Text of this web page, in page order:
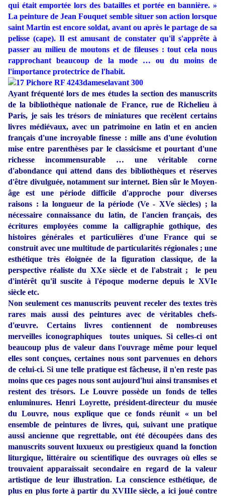
qui était emportée lors des batailles et portée en bannière. »
La peinture de Jean Fouquet semble situer son action lorsque
saint Martin est encore soldat, avant ou après le partage de sa
pelisse (cape). Il est amusant de constater qu'il s'apprête à
passer au milieu de moutons et de fileuses : tout cela nous
rapprochant beaucoup de la mode … ou du moins de
l'importance protectrice de l'habit.
Ayant fréquenté lors de mes études la section des manuscrits
de la bibliothèque nationale de France, rue de Richelieu à
Paris, je sais les trésors de miniatures que recèlent certains
livres médiévaux, avec un patrimoine en latin et en ancien
français d'une incroyable finesse : mille ans d'une évolution
mise entre parenthèses par le classicisme et pourtant d'une
richesse incommensurable … une véritable corne
d'abondance qui attend dans des bibliothèques et réserves
d'être divulguée, notamment sur internet. Bien sûr le Moyen-
âge est une période difficile d'approche pour diverses
raisons : la longueur de la période (Ve - XVe siècles) ; la
nécessaire connaissance du latin, de l'ancien français, des
écritures employées comme la calligraphie
gothique, des
histoires générales et particulières d'une France qui se
construit avec une multitude de particularités régionales ; une
esthétique très éloignée de la figuration classique, de la
perspective réaliste du XXe siècle et de l'abstrait ; le peu
d'intérêt qu'il suscite à l'époque moderne depuis le XVIe
siècle etc.
Non seulement ces manuscrits peuvent receler des textes très
rares mais aussi des peintures avec de véritables chefs-
d'œuvre. Certains livres contiennent de nombreuses
merveilles iconographiques toutes uniques. Si celles-ci ont
beaucoup plus de valeur dans l'ouvrage même pour lequel
elles sont conçues, certaines nous sont parvenues en dehors
de celui-ci. Si une telle pratique est fâcheuse, il n'en reste pas
moins que ces pages nous sont aujourd'hui ainsi transmises et
restent des trésors. Le Louvre possède un fonds de telles
enluminures. Henri Loyrette, président-directeur du musée
du Louvre, nous explique que ce fonds réunit « un bel
ensemble de peintures de livres, qui, suivant une pratique
aussi ancienne que regrettable, ont été découpées dans des
manuscrits souvent luxueux ou prestigieux quand la fonction
liturgique, littéraire ou scientifique des ouvrages où elles se
trouvaient apparaissait secondaire en regard de la valeur
artistique de leur illustration. La conscience esthétique, de
plus en plus forte à partir du XVIIIe siècle, a ici joué contre